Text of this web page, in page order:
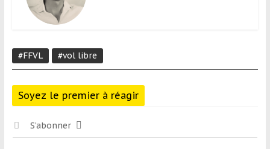
#FFVL #vol libre
Soyez le premier à réagir
S’abonner